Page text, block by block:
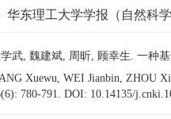
华东理工大学学报（自然科学
武, 魏建斌, 周昕, 顾幸生. 一种
Xuewu, WEI Jianbin, ZHOU
780-791. DOI: 10.14135/